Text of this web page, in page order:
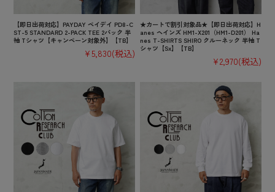
【即日出荷対応】PAYDAY ペイデイ PD8-C
ST-5 STANDARD 2-PACK TEE 2パック 半
袖 Tシャツ【キャンペーン対象外】【TB】
¥5,830(税込)
★カートで割引対象品★【即日出荷対応】H
anes ヘインズ HM1-X201（HM1-D201） Ha
nes T-SHIRTS SHIRO クルーネック 半袖 T
シャツ【Sx】【TB】
¥2,970(税込)